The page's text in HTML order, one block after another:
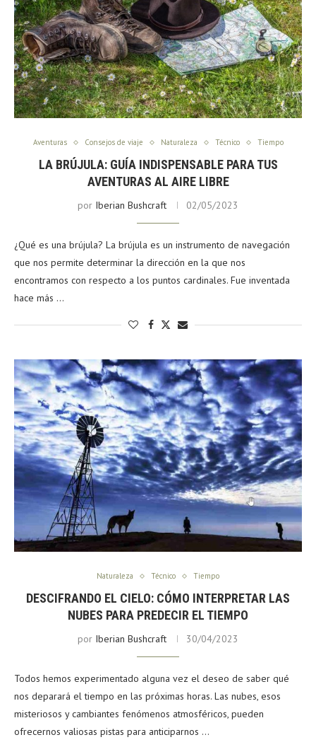
Aventuras Consejos de viaje Naturaleza Técnico Tiempo
LA BRÚJULA: GUÍA INDISPENSABLE PARA TUS
AVENTURAS AL AIRE LIBRE
por Iberian Bushcraft 02/05/2023
¿Qué es una brújula? La brújula es un instrumento de navegación
que nos permite determinar la dirección en la que nos
encontramos con respecto a los puntos cardinales. Fue inventada
hace más …
Naturaleza Técnico Tiempo
DESCIFRANDO EL CIELO: CÓMO INTERPRETAR LAS
NUBES PARA PREDECIR EL TIEMPO
por Iberian Bushcraft 30/04/2023
Todos hemos experimentado alguna vez el deseo de saber qué
nos deparará el tiempo en las próximas horas. Las nubes, esos
misteriosos y cambiantes fenómenos atmosféricos, pueden
ofrecernos valiosas pistas para anticiparnos …